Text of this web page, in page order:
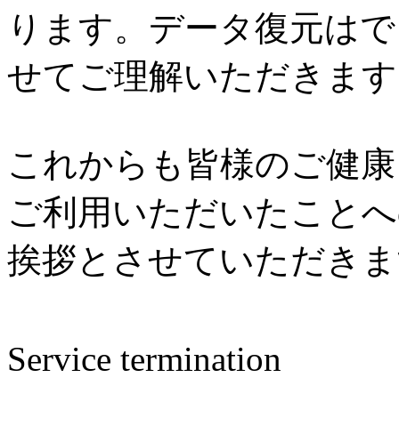
ります。データ復元は
せてご理解いただきま
これからも皆様のご健
ご利用いただいたこと
挨拶とさせていただき
Service termination